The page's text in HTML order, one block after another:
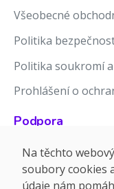
Všeobecné
Politika
Politika soukromí
Prohlášení o
Podpora
Znalostní báze
Release notes
Na těchto
soubory cookies
údaje nám